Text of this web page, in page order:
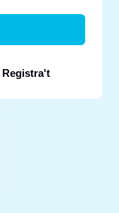
Registra't